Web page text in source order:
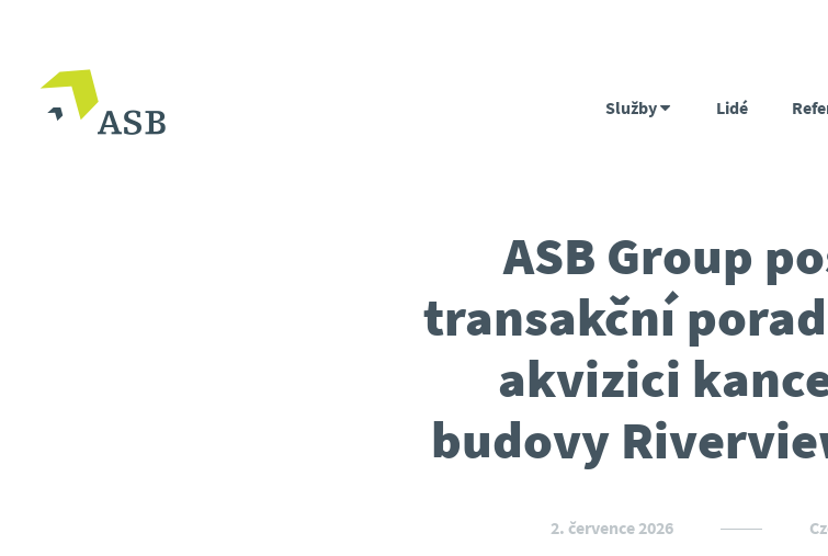
Služby Lidé
ASB Group
transakční
akvizici
budovy
2. července 2026